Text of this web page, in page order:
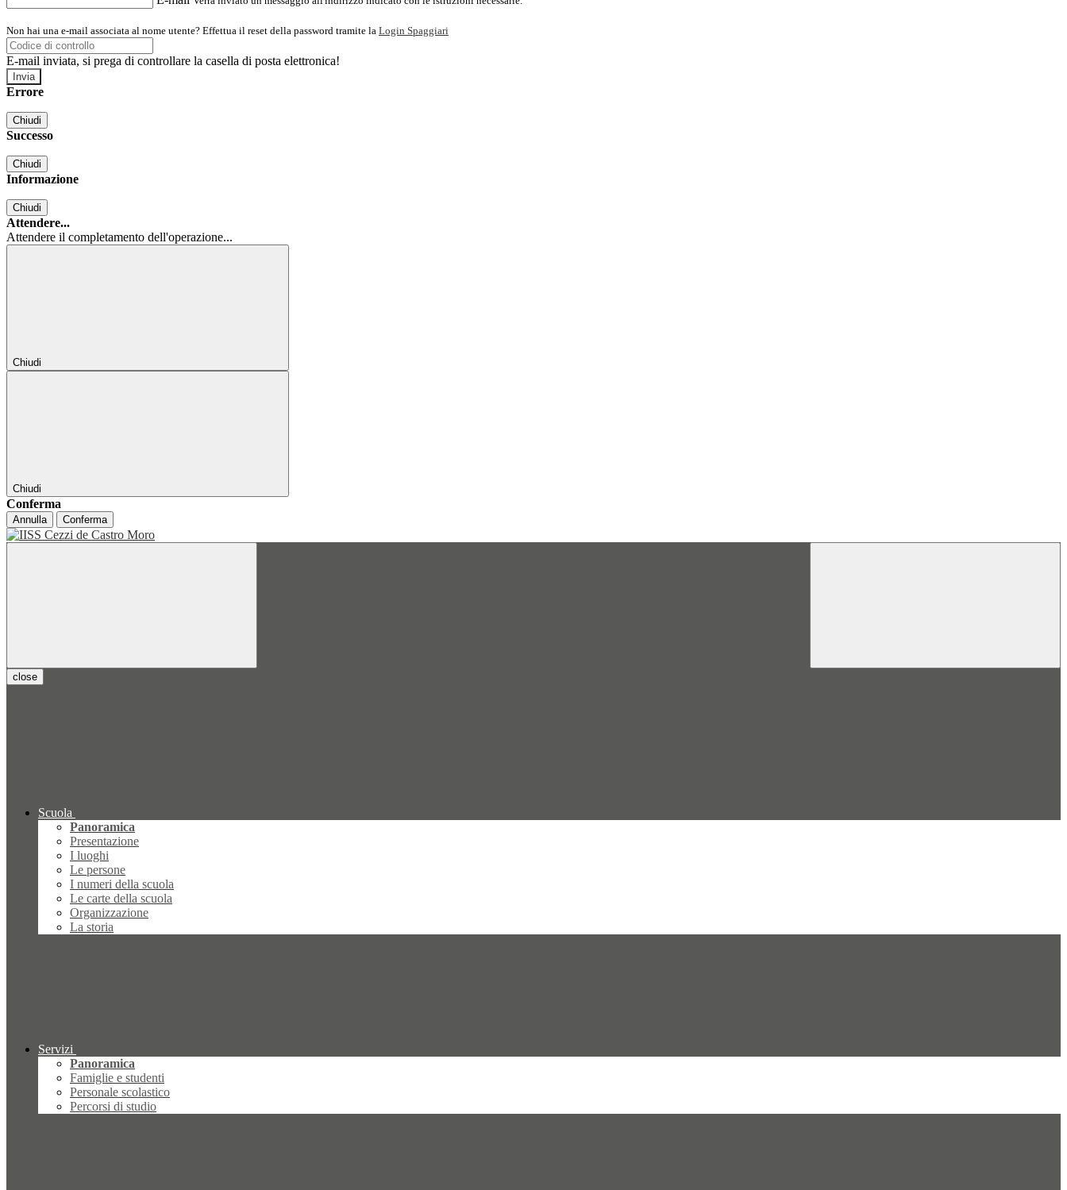
Non hai una e-mail associata al nome utente? Effettua il reset della password tramite la Login Spaggiari
E-mail inviata, si prega di controllare la casella di posta elettronica!
Errore
Chiudi
Successo
Chiudi
Informazione
Chiudi
Attendere...
Attendere il completamento dell'operazione...
Chiudi
Chiudi
Conferma
Annulla Conferma
close
Scuola
Panoramica
Presentazione
I luoghi
Le persone
I numeri della scuola
Le carte della scuola
Organizzazione
La storia
Servizi
Panoramica
Famiglie e studenti
Personale scolastico
Percorsi di studio